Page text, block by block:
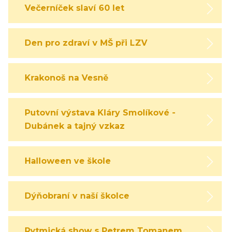
Večerníček slaví 60 let
Den pro zdraví v MŠ při LZV
Krakonoš na Vesně
Putovní výstava Kláry Smolíkové -
Dubánek a tajný vzkaz
Halloween ve škole
Dýňobraní v naší školce